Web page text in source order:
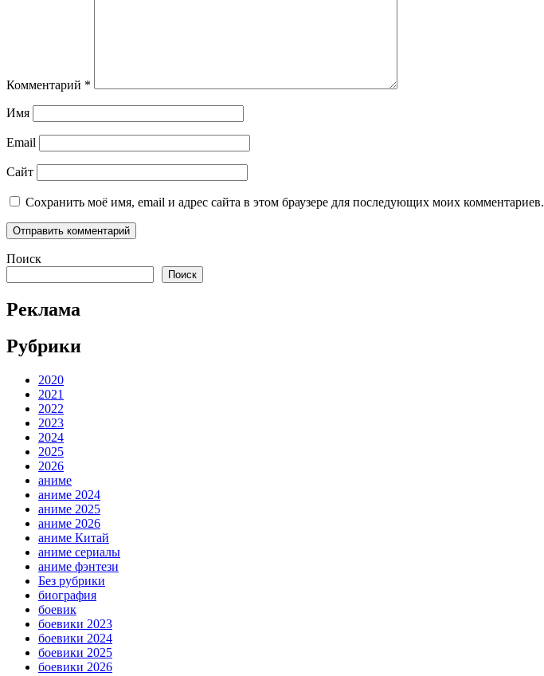
Комментарий *
Имя
Email
Сайт
Сохранить моё имя, email и адрес сайта в этом браузере для последующих моих комментариев.
Поиск
Поиск
Реклама
Рубрики
2020
2021
2022
2023
2024
2025
2026
аниме
аниме 2024
аниме 2025
аниме 2026
аниме Китай
аниме сериалы
аниме фэнтези
Без рубрики
биография
боевик
боевики 2023
боевики 2024
боевики 2025
боевики 2026